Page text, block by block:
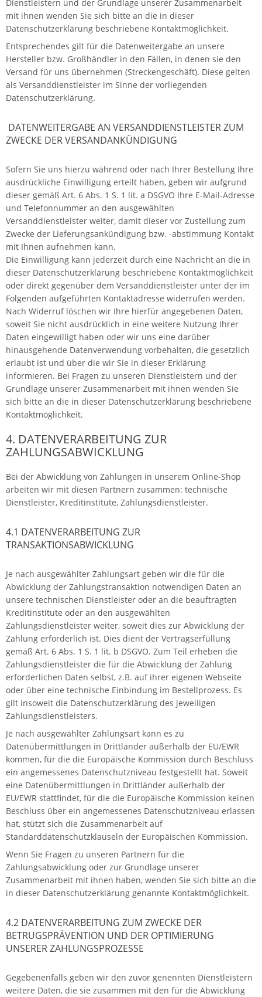
Dienstleistern und der Grundlage unserer Zusammenarbeit
mit ihnen wenden Sie sich bitte an die in dieser
Datenschutzerklärung beschriebene Kontaktmöglichkeit.
Entsprechendes gilt für die Datenweitergabe an unsere
Hersteller bzw. Großhändler in den Fällen, in denen sie den
Versand für uns übernehmen (Streckengeschäft). Diese gelten
als Versanddienstleister im Sinne der vorliegenden
Datenschutzerklärung.
DATENWEITERGABE AN VERSANDDIENSTLEISTER ZUM
ZWECKE DER VERSANDANKÜNDIGUNG
Sofern Sie uns hierzu während oder nach Ihrer Bestellung Ihre
ausdrückliche Einwilligung erteilt haben, geben wir aufgrund
dieser gemäß Art. 6 Abs. 1 S. 1 lit. a DSGVO Ihre E-Mail-Adresse
und Telefonnummer an den ausgewählten
Versanddienstleister weiter, damit dieser vor Zustellung zum
Zwecke der Lieferungsankündigung bzw. -abstimmung Kontakt
mit Ihnen aufnehmen kann.
Die Einwilligung kann jederzeit durch eine Nachricht an die in
dieser Datenschutzerklärung beschriebene Kontaktmöglichkeit
oder direkt gegenüber dem Versanddienstleister unter der im
Folgenden aufgeführten Kontaktadresse widerrufen werden.
Nach Widerruf löschen wir Ihre hierfür angegebenen Daten,
soweit Sie nicht ausdrücklich in eine weitere Nutzung Ihrer
Daten eingewilligt haben oder wir uns eine darüber
hinausgehende Datenverwendung vorbehalten, die gesetzlich
erlaubt ist und über die wir Sie in dieser Erklärung
informieren. Bei Fragen zu unseren Dienstleistern und der
Grundlage unserer Zusammenarbeit mit ihnen wenden Sie
sich bitte an die in dieser Datenschutzerklärung beschriebene
Kontaktmöglichkeit.
4. DATENVERARBEITUNG ZUR
ZAHLUNGSABWICKLUNG
Bei der Abwicklung von Zahlungen in unserem Online-Shop
arbeiten wir mit diesen Partnern zusammen: technische
Dienstleister, Kreditinstitute, Zahlungsdienstleister.
4.1 DATENVERARBEITUNG ZUR
TRANSAKTIONSABWICKLUNG
Je nach ausgewählter Zahlungsart geben wir die für die
Abwicklung der Zahlungstransaktion notwendigen Daten an
unsere technischen Dienstleister oder an die beauftragten
Kreditinstitute oder an den ausgewählten
Zahlungsdienstleister weiter, soweit dies zur Abwicklung der
Zahlung erforderlich ist. Dies dient der Vertragserfüllung
gemäß Art. 6 Abs. 1 S. 1 lit. b DSGVO. Zum Teil erheben die
Zahlungsdienstleister die für die Abwicklung der Zahlung
erforderlichen Daten selbst, z.B. auf ihrer eigenen Webseite
oder über eine technische Einbindung im Bestellprozess. Es
gilt insoweit die Datenschutzerklärung des jeweiligen
Zahlungsdienstleisters.
Je nach ausgewählter Zahlungsart kann es zu
Datenübermittlungen in Drittländer außerhalb der EU/EWR
kommen, für die die Europäische Kommission durch Beschluss
ein angemessenes Datenschutzniveau festgestellt hat. Soweit
eine Datenübermittlungen in Drittländer außerhalb der
EU/EWR stattfindet, für die die Europäische Kommission keinen
Beschluss über ein angemessenes Datenschutzniveau erlassen
hat, stützt sich die Zusammenarbeit auf
Standarddatenschutzklauseln der Europäischen Kommission.
Wenn Sie Fragen zu unseren Partnern für die
Zahlungsabwicklung oder zur Grundlage unserer
Zusammenarbeit mit ihnen haben, wenden Sie sich bitte an die
in dieser Datenschutzerklärung genannte Kontaktmöglichkeit.
4.2 DATENVERARBEITUNG ZUM ZWECKE DER
BETRUGSPRÄVENTION UND DER OPTIMIERUNG
UNSERER ZAHLUNGSPROZESSE
Gegebenenfalls geben wir den zuvor genennten Dienstleistern
weitere Daten, die sie zusammen mit den für die Abwicklung